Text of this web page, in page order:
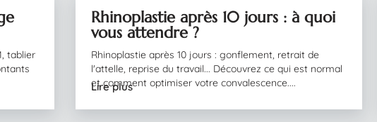
tablier
04/08/2026
Rhinoplastie après 10 jours : à quoi
vous attendre ?
Rhinoplastie après 10 jours : gonflement, retrait de
l'attelle, reprise du travail... Découvrez ce qui est normal
et comment optimiser votre convalescence....
Lire plus